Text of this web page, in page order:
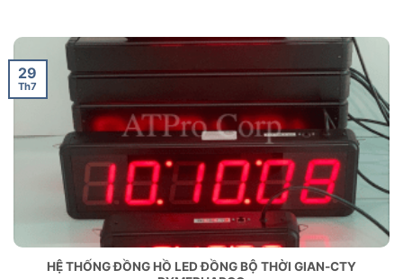
HỆ THỐNG ĐỒNG HỒ LED ĐỒNG BỘ THỜI GIAN-CTY
29
Th7